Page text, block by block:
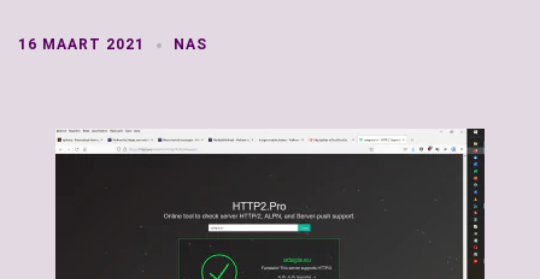
16 MAART 2021 NAS